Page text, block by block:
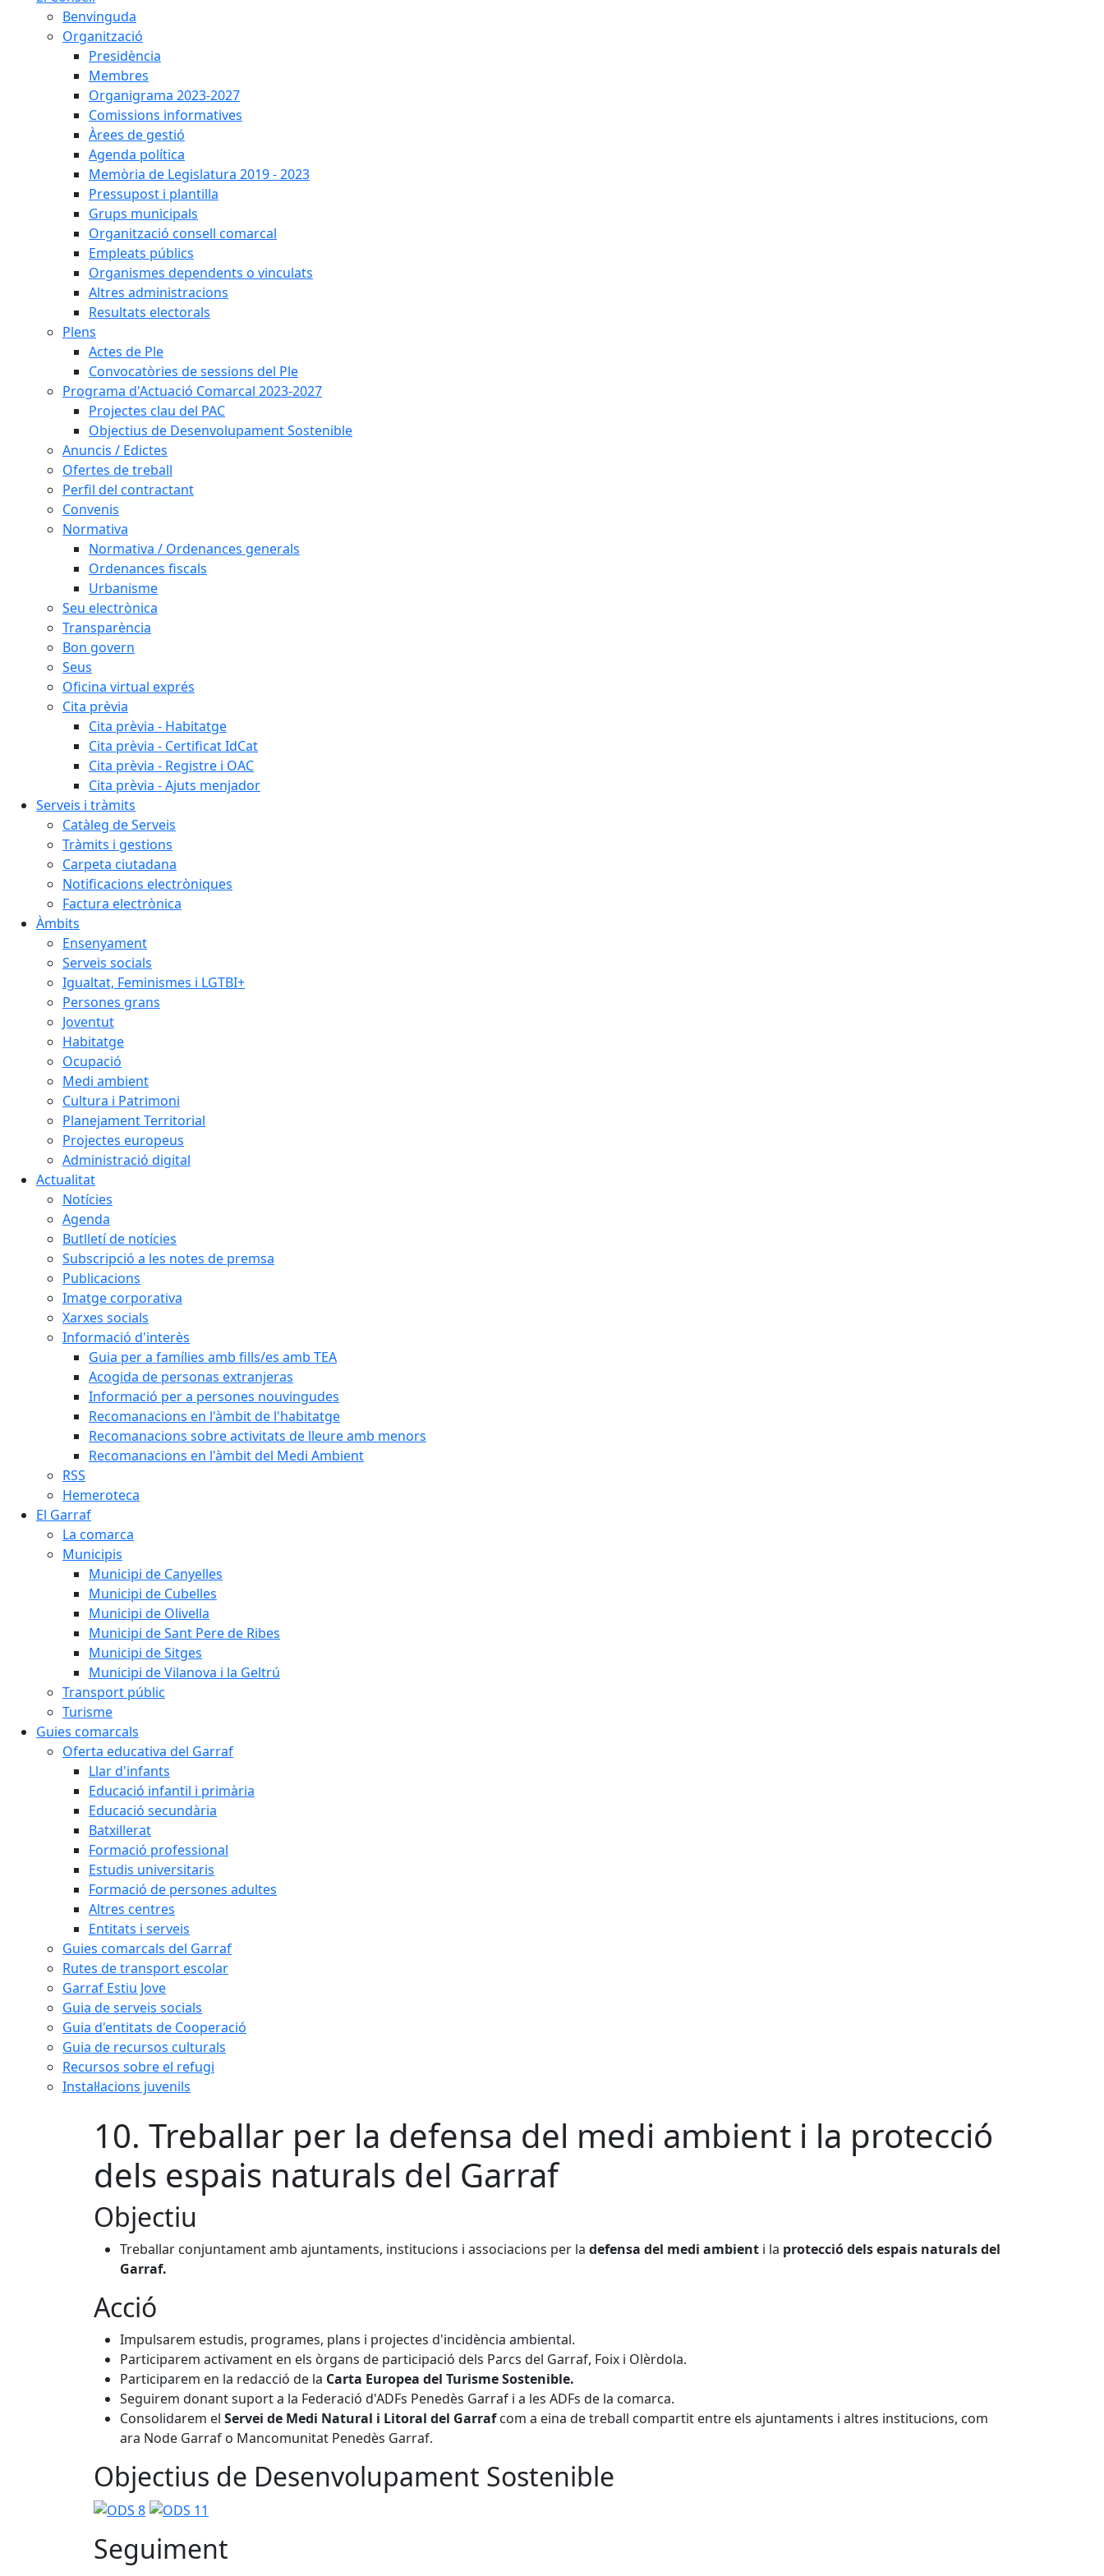
Benvinguda
Organització
Presidència
Membres
Organigrama 2023-2027
Comissions informatives
Àrees de gestió
Agenda política
Memòria de Legislatura 2019 - 2023
Pressupost i plantilla
Grups municipals
Organització consell comarcal
Empleats públics
Organismes dependents o vinculats
Altres administracions
Resultats electorals
Plens
Actes de Ple
Convocatòries de sessions del Ple
Programa d'Actuació Comarcal 2023-2027
Projectes clau del PAC
Objectius de Desenvolupament Sostenible
Anuncis / Edictes
Ofertes de treball
Perfil del contractant
Convenis
Normativa
Normativa / Ordenances generals
Ordenances fiscals
Urbanisme
Seu electrònica
Transparència
Bon govern
Seus
Oficina virtual exprés
Cita prèvia
Cita prèvia - Habitatge
Cita prèvia - Certificat IdCat
Cita prèvia - Registre i OAC
Cita prèvia - Ajuts menjador
Serveis i tràmits
Catàleg de Serveis
Tràmits i gestions
Carpeta ciutadana
Notificacions electròniques
Factura electrònica
Àmbits
Ensenyament
Serveis socials
Igualtat, Feminismes i LGTBI+
Persones grans
Joventut
Habitatge
Ocupació
Medi ambient
Cultura i Patrimoni
Planejament Territorial
Projectes europeus
Administració digital
Actualitat
Notícies
Agenda
Butlletí de notícies
Subscripció a les notes de premsa
Publicacions
Imatge corporativa
Xarxes socials
Informació d'interès
Guia per a famílies amb fills/es amb TEA
Acogida de personas extranjeras
Informació per a persones nouvingudes
Recomanacions en l'àmbit de l'habitatge
Recomanacions sobre activitats de lleure amb menors
Recomanacions en l'àmbit del Medi Ambient
RSS
Hemeroteca
El Garraf
La comarca
Municipis
Municipi de Canyelles
Municipi de Cubelles
Municipi de Olivella
Municipi de Sant Pere de Ribes
Municipi de Sitges
Municipi de Vilanova i la Geltrú
Transport públic
Turisme
Guies comarcals
Oferta educativa del Garraf
Llar d'infants
Educació infantil i primària
Educació secundària
Batxillerat
Formació professional
Estudis universitaris
Formació de persones adultes
Altres centres
Entitats i serveis
Guies comarcals del Garraf
Rutes de transport escolar
Garraf Estiu Jove
Guia de serveis socials
Guia d'entitats de Cooperació
Guia de recursos culturals
Recursos sobre el refugi
Instal·lacions juvenils
10. Treballar per la defensa del medi ambient i la protecció
dels espais naturals del Garraf
Objectiu
Treballar conjuntament amb ajuntaments, institucions i associacions per la defensa del medi ambient i la protecció dels espais naturals del
Garraf.
Acció
Impulsarem estudis, programes, plans i projectes d'incidència ambiental.
Participarem activament en els òrgans de participació dels Parcs del Garraf, Foix i Olèrdola.
Participarem en la redacció de la Carta Europea del Turisme Sostenible.
Seguirem donant suport a la Federació d'ADFs Penedès Garraf i a les ADFs de la comarca.
Consolidarem el Servei de Medi Natural i Litoral del Garrafcom a eina de treball compartit entre els ajuntaments i altres institucions, com
ara Node Garraf o Mancomunitat Penedès Garraf.
Objectius de Desenvolupament Sostenible
Seguiment